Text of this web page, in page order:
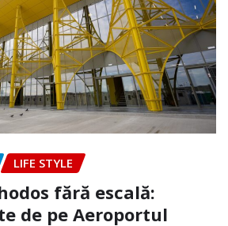
LIFE STYLE
fără escală:
de pe Aeroportul